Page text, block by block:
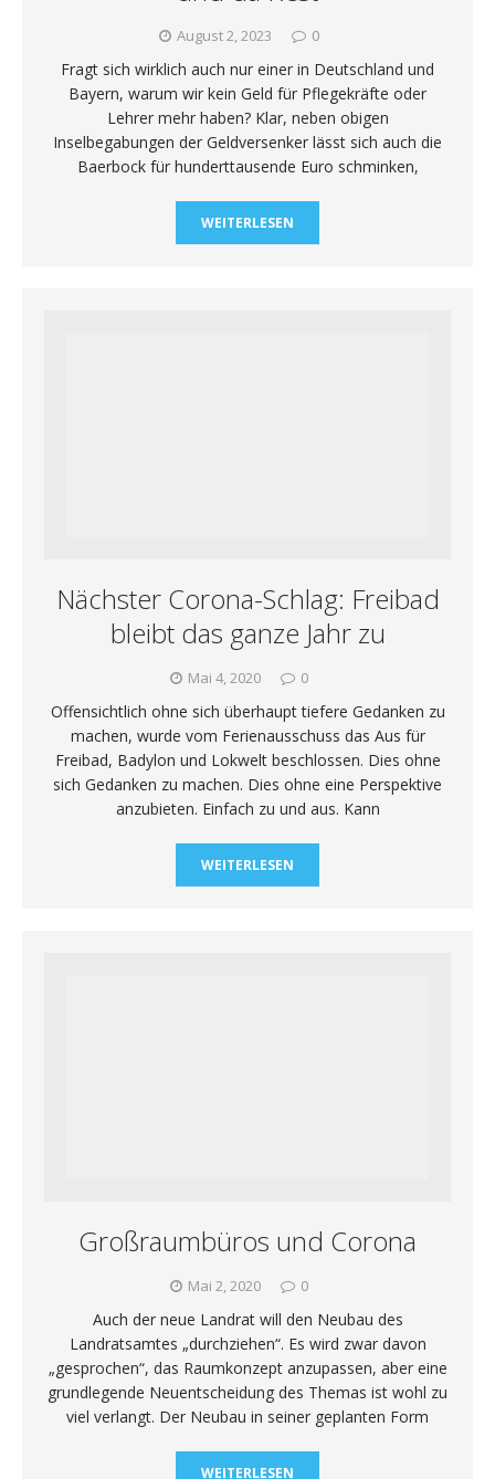
August 2, 2023 0
Fragt sich wirklich auch nur einer in Deutschland und
Bayern, warum wir kein Geld für Pflegekräfte oder
Lehrer mehr haben? Klar, neben obigen
Inselbegabungen der Geldversenker lässt sich auch die
Baerbock für hunderttausende Euro schminken,
WEITERLESEN
Nächster Corona-Schlag: Freibad
bleibt das ganze Jahr zu
Mai 4, 2020 0
Offensichtlich ohne sich überhaupt tiefere Gedanken zu
machen, wurde vom Ferienausschuss das Aus für
Freibad, Badylon und Lokwelt beschlossen. Dies ohne
sich Gedanken zu machen. Dies ohne eine Perspektive
anzubieten. Einfach zu und aus. Kann
WEITERLESEN
Großraumbüros und Corona
Mai 2, 2020 0
Auch der neue Landrat will den Neubau des
Landratsamtes „durchziehen“. Es wird zwar davon
„gesprochen“, das Raumkonzept anzupassen, aber eine
grundlegende Neuentscheidung des Themas ist wohl zu
viel verlangt. Der Neubau in seiner geplanten Form
WEITERLESEN